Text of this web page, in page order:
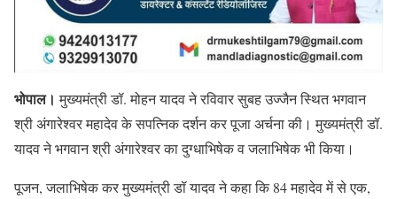
भोपाल। मुख्यमंत्री डॉ. मोहन यादव ने रविवार सुबह उज्जैन स्थित भगवान
श्री अंगारेश्वर महादेव के सपत्निक दर्शन कर पूजा अर्चना की। मुख्यमंत्री डॉ.
यादव ने भगवान श्री अंगारेश्वर का दुग्धाभिषेक व जलाभिषेक भी किया।
पूजन, जलाभिषेक कर मुख्यमंत्री डॉ यादव ने कहा कि 84 महादेव में से एक,